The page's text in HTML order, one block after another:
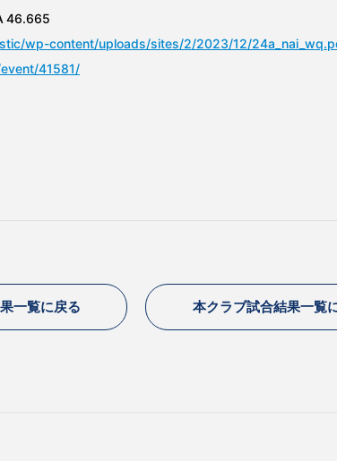
46.665
wp-content/uploads/sites/2/2023/12/
41581/
一覧に戻る 本クラブ試合結果一覧